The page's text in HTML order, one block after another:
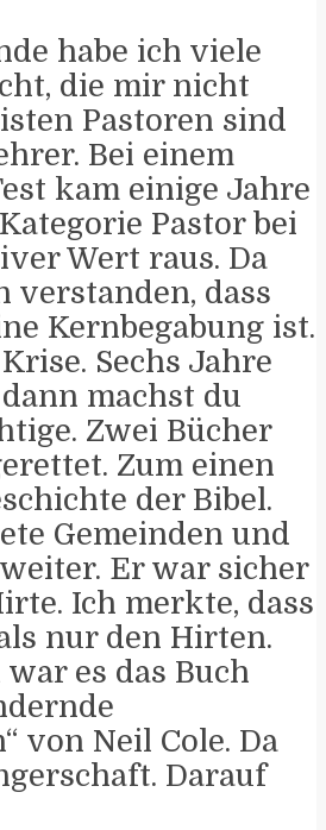
habe ich viele
die mir nicht
Pastoren sind
Bei einem
kam einige Jahre
Pastor bei
Wert raus. Da
verstanden, dass
Kernbegabung ist.
Sechs Jahre
machst du
Zwei Bücher
Zum einen
der Bibel.
Gemeinden und
Er war sicher
Ich merkte, dass
nur den Hirten.
es das Buch
von Neil Cole. Da
Darauf